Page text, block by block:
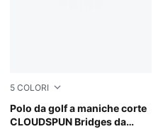
5 COLORI
Polo da golf a maniche corte
CLOUDSPUN Bridges da
Pink Opal